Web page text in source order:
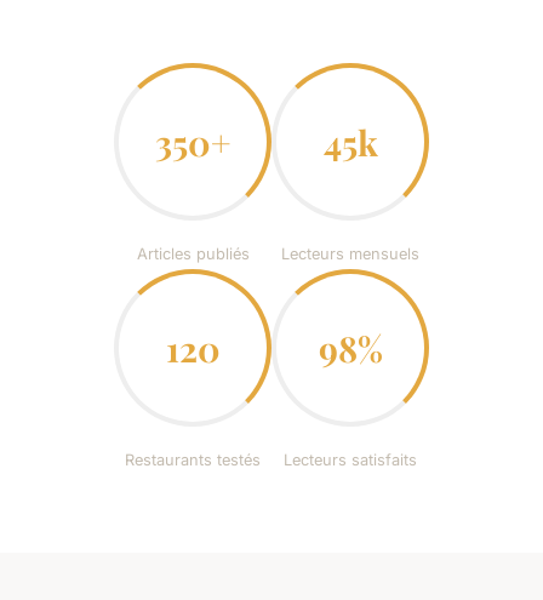
350+
Articles publiés
45k
Lecteurs mensuels
120
Restaurants testés
98%
Lecteurs satisfaits